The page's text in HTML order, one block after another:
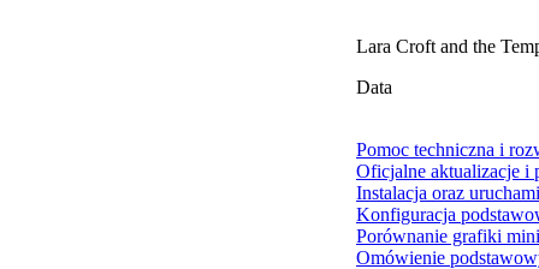
Lara Croft and the
Data
Pomoc techniczna i
Oficjalne aktualizacje i
Instalacja oraz
Konfiguracja
Porównanie grafiki
Omówienie